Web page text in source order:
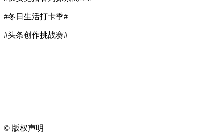
#冬日生活打卡季#
#头条创作挑战赛#
© 版权声明